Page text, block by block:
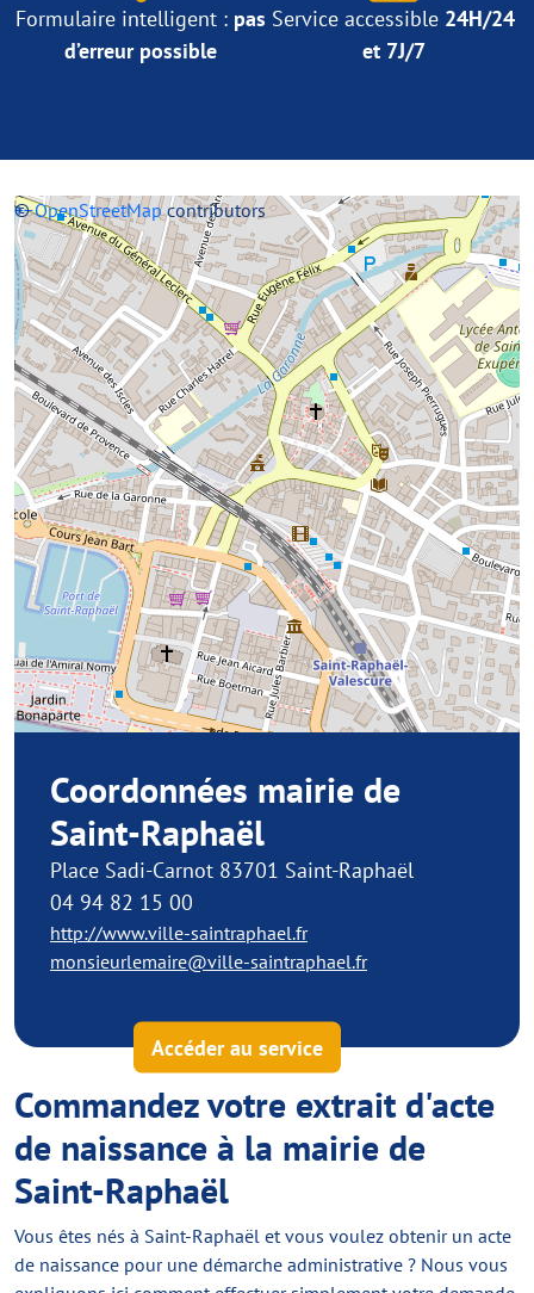
Formulaire intelligent : pas
d’erreur possible
Service accessible 24H/24
et 7J/7
+−
©OpenStreetMapcontributors
Coordonnées mairie de
Saint-Raphaël
Place Sadi-Carnot 83701 Saint-Raphaël
04 94 82 15 00
http://www.ville-saintraphael.fr
monsieurlemaire@ville-saintraphael.fr
Accéder au service
Commandez votre extrait d'acte
de naissance à la mairie de
Saint-Raphaël
Vous êtes nés à Saint-Raphaël et vous voulez obtenir un acte
de naissance pour une démarche administrative ? Nous vous